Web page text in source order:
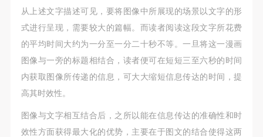
从上述文字描述可见，要将图像中所展现的场景以文字的形
式进行呈现，需要较大的篇幅。而读者阅读这段文字所花费
的平均时间大约为一分至一分二十秒不等。一旦将这一漫画
图像与一旁的标题相结合，读者便可在短短三至六秒的时间
内获取图像所传递的信息，可大大缩短信息传达的时间，提
高其时效性。
图像与文字相互结合后，之所以能在信息传达的准确性和时
效性方面获得最大化的优势，主要在于图文的结合使得这两